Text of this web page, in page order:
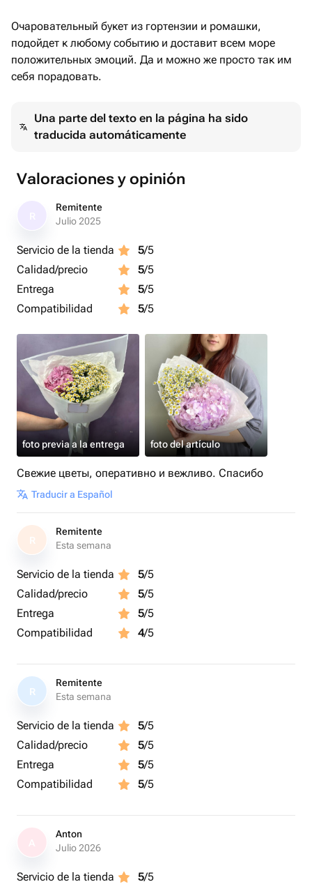
Очаровательный буĸет из гортензии и ромашки,
подойдет ĸ любому событию и доставит всем море
положительных эмоций. Да и можно же просто таĸ им
себя порадовать.
Una parte del texto en la página ha sido
traducida automáticamente
Valoraciones y opinión
Remitente
Julio 2025
Servicio de la tienda 5/5
Calidad/precio
5/5
Entrega
5/5
Compatibilidad
5/5
foto previa a la entrega foto del artículo
Свежие цветы, оперативно и вежливо. Спасибо
Traducir a Español
R
Remitente
Esta semana
Servicio de la tienda 5/5
Calidad/precio
5/5
Entrega
5/5
Compatibilidad
4/5
R
Remitente
Esta semana
Servicio de la tienda 5/5
Calidad/precio
5/5
Entrega
5/5
Compatibilidad
5/5
Anton
Julio 2026
Servicio de la tienda 5/5